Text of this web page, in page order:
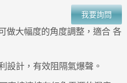
我要詢問
做大幅度的角度調整，適合 各
設計，有效阻隔氣爆聲。